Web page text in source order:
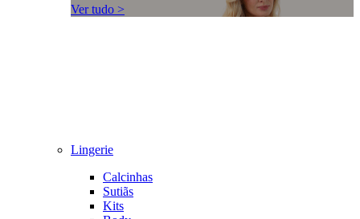
Ver tudo >
Lingerie
Calcinhas
Sutiãs
Kits